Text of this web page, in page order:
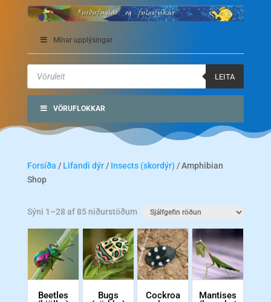
Mínar upplýsingar
Products
search
LEITA
VÖRUFLOKKAR
Forsíða / Lifandi dýr/ Insects (skordýr) / Amphibian
Shop
Sýni 1–28 af 85 niðurstöðum
Beetles
Bugs
Cockroa
Mantises